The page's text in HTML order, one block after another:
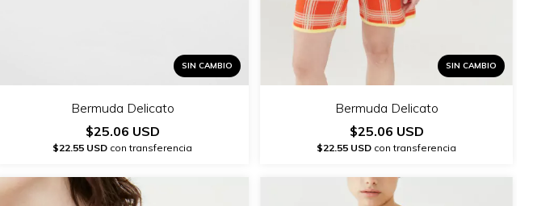
SIN CAMBIO
Bermuda Delicato
$25.06 USD
$22.55 USD con transferencia
SIN CAMBIO
Bermuda Delicato
$25.06 USD
$22.55 USD con transferencia